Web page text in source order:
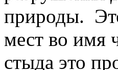
природы.
мест во имя
стыда это